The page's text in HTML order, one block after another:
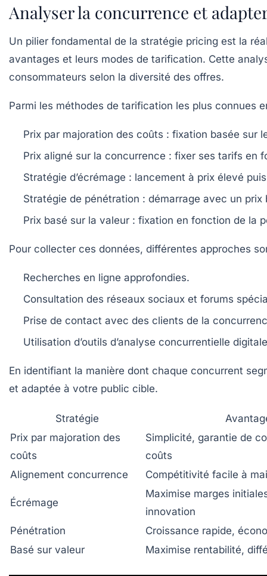
Analyser la concurrence et
Un pilier fondamental de la stratégie pricing est la
avantages et leurs modes de tarification. Cette
consommateurs selon la diversité des offres.
Parmi les méthodes de tarification les plus connues
Prix par majoration des coûts : fixation basée sur
Prix aligné sur la concurrence : fixer ses tarifs en
Stratégie d’écrémage : lancement à prix élevé
Stratégie de pénétration : démarrage avec un
Prix basé sur la valeur : fixation en fonction de la
Pour collecter ces données, différentes approches
Recherches en ligne approfondies.
Consultation des réseaux sociaux et forums
Prise de contact avec des clients de la
Utilisation d’outils d’analyse concurrentielle
En identifiant la manière dont chaque concurrent
et adaptée à votre public cible.
Stratégie
Prix par majoration des
coûts
Simplicité, garantie de
coûts
Alignement concurrence
Compétitivité facile à
Écrémage
Maximise marges
innovation
Pénétration
Croissance rapide,
Basé sur valeur
Maximise rentabilité,